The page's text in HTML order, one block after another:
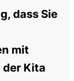
dass Sie
mit
der Kita